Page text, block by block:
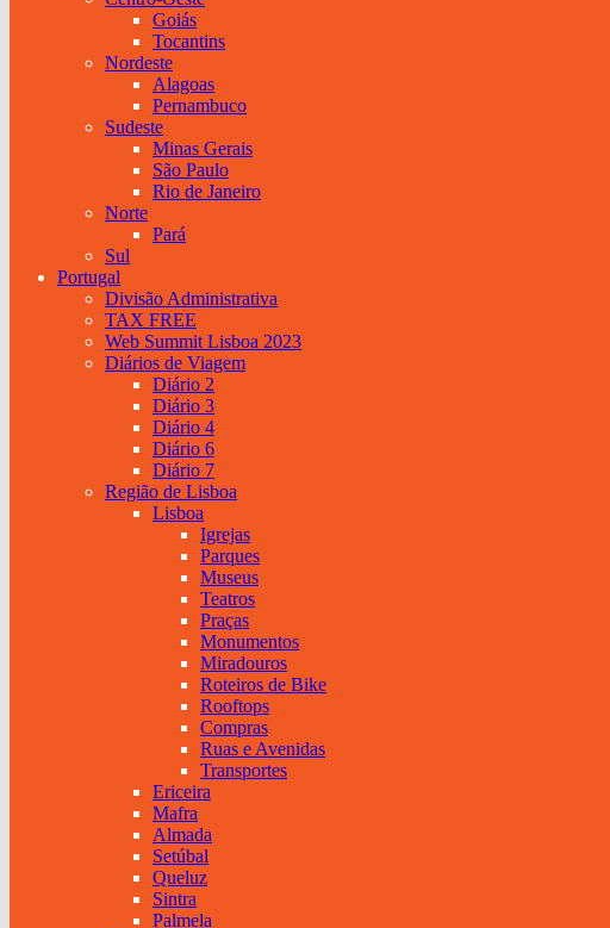
Goiás
Tocantins
Nordeste
Alagoas
Pernambuco
Sudeste
Minas Gerais
São Paulo
Rio de Janeiro
Norte
Pará
Sul
Portugal
Divisão Administrativa
TAX FREE
Web Summit Lisboa 2023
Diários de Viagem
Diário 2
Diário 3
Diário 4
Diário 6
Diário 7
Região de Lisboa
Lisboa
Igrejas
Parques
Museus
Teatros
Praças
Monumentos
Miradouros
Roteiros de Bike
Rooftops
Compras
Ruas e Avenidas
Transportes
Ericeira
Mafra
Almada
Setúbal
Queluz
Sintra
Palmela